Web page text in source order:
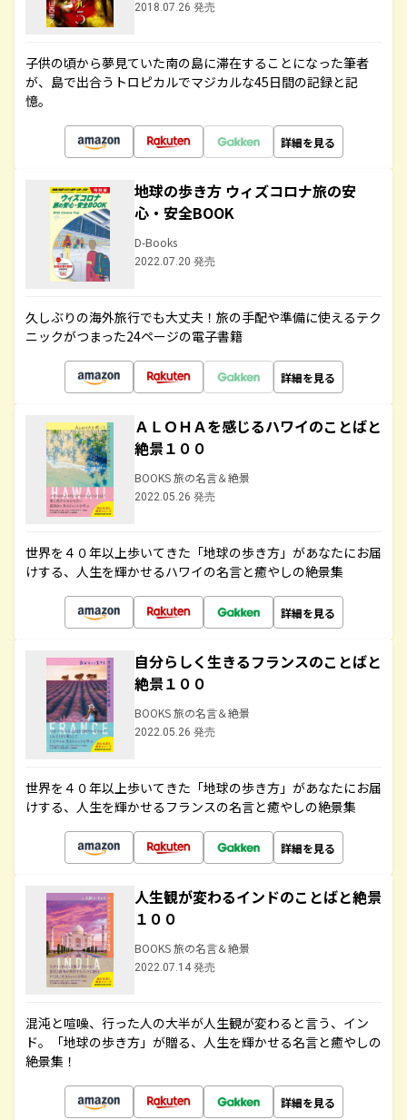
2018.07.26 発売
子供の頃から夢見ていた南の島に滞在することになった筆者
が、島で出合うトロピカルでマジカルな45日間の記録と記
憶。
詳細を見る
地球の歩き方 ウィズコロナ旅の安
心・安全BOOK
D-Books
2022.07.20 発売
久しぶりの海外旅行でも大丈夫！旅の手配や準備に使えるテク
ニックがつまった24ページの電子書籍
詳細を見る
ＡＬＯＨＡを感じるハワイのことばと
絶景１００
BOOKS 旅の名言＆絶景
2022.05.26 発売
世界を４０年以上歩いてきた「地球の歩き方」があなたにお届
けする、人生を輝かせるハワイの名言と癒やしの絶景集
詳細を見る
自分らしく生きるフランスのことばと
絶景１００
BOOKS 旅の名言＆絶景
2022.05.26 発売
世界を４０年以上歩いてきた「地球の歩き方」があなたにお届
けする、人生を輝かせるフランスの名言と癒やしの絶景集
詳細を見る
人生観が変わるインドのことばと絶景
１００
BOOKS 旅の名言＆絶景
2022.07.14 発売
混沌と喧噪、行った人の大半が人生観が変わると言う、イン
ド。「地球の歩き方」が贈る、人生を輝かせる名言と癒やしの
絶景集！
詳細を見る